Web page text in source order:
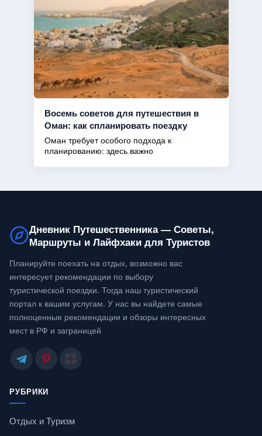
Восемь советов для путешествия в
Оман: как спланировать поездку
Оман требует особого подхода к
планированию: здесь важно
Дневник Путешественника — Советы,
Маршруты и Лайфхаки для Туристов
Планируйте поехать на отдых, возможно вас
интересует рекомендации по выбору
туристической поездки. Тогда наш туристический
портал к вашим услугам. У нас вы найдете самые
полноценные рекомендации и обзоры интересных
мест в РФ и заграницей
РУБРИКИ
Отдых и Туризм